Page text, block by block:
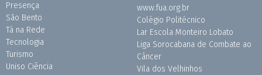
Presença
São Bento
Tá na Rede
Tecnologia
Turismo
Uniso Ciência
www.fua.org.br
Colégio Politécnico
Lar Escola Monteiro Lobato
Liga Sorocabana de Combate ao
Câncer
Vila dos Velhinhos